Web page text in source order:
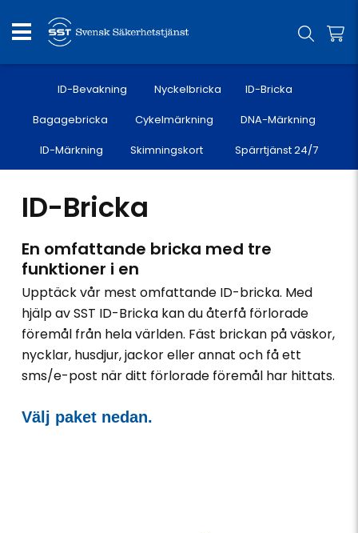
ID-Bevakning Nyckelbricka
ID-Bricka
Bagagebricka
Cykelmärkning
DNA-Märkning
ID-Märkning
Skimningskort Spärrtjänst 24/7
ID-Bricka
En omfattande bricka med tre
funktioner i en
Upptäck vår mest omfattande ID-bricka. Med
hjälp av SST ID-Bricka kan du återfå förlorade
föremål från hela världen. Fäst brickan på väskor,
nycklar, husdjur, jackor eller annat och få ett
sms/e-post när ditt förlorade föremål har hittats.
Välj paket nedan.